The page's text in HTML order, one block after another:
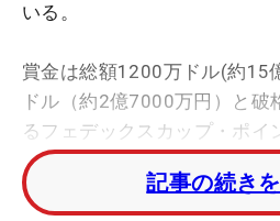
いる。
賞金は総額1200万ドル(約15
ドル（約2億7000万円）と破
るフェデックスカップ・ポイ
ント多い550ポイント。授け
向こう2年間ではなく3年間と
記事の続き